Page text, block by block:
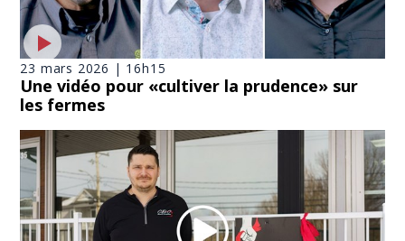
23 mars 2026 | 16h15
Une vidéo pour «cultiver la prudence» sur
les fermes